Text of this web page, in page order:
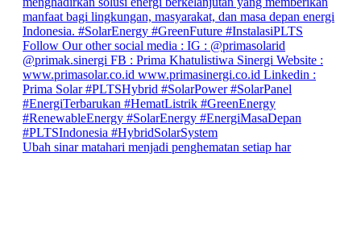
Ubah sinar matahari menjadi penghematan setiap har